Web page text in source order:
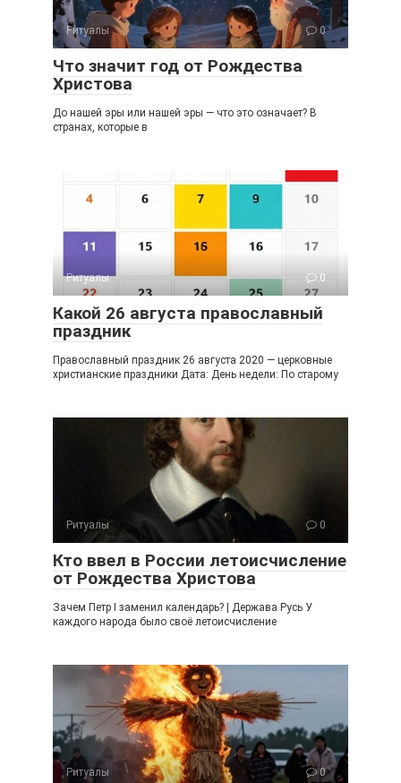
Ритуалы 0
Что значит год от Рождества
Христова
До нашей эры или нашей эры — что это означает? В
странах, которые в
Ритуалы 0
Какой 26 августа православный
праздник
Православный праздник 26 августа 2020 — церковные
христианские праздники Дата: День недели: По старому
Ритуалы 0
Кто ввел в России летоисчисление
от Рождества Христова
Зачем Петр I заменил календарь? | Держава Русь У
каждого народа было своё летоисчисление
Ритуалы 0